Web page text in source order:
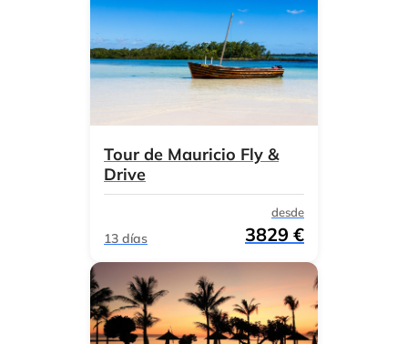
Tour de Mauricio Fly &
Drive
13 días
desde
3829 €